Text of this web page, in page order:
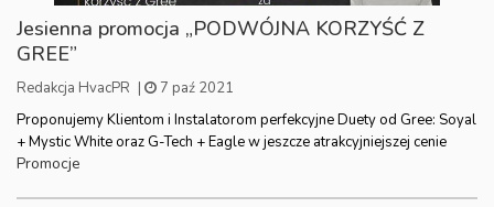
Jesienna promocja „PODWÓJNA KORZYŚĆ Z
GREE”
Redakcja HvacPR |
7 paź 2021
Proponujemy Klientom i Instalatorom perfekcyjne Duety od Gree: Soyal
+ Mystic White oraz G-Tech + Eagle w jeszcze atrakcyjniejszej cenie
Promocje